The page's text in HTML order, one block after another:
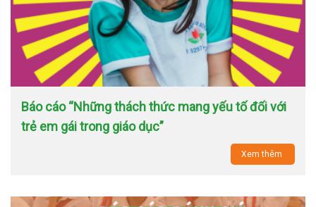
Báo cáo “Những thách thức mang yếu tố đối với
trẻ em gái trong giáo dục”
Xem thêm